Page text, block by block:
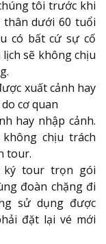
tôi trước khi
thân dưới 60 tuổi
có bất cứ sự cố
sẽ không chịu
xuất cảnh hay
cơ quan
hay nhập cảnh.
chịu trách
tour.
ký tour trọn gói
đoàn chặng đi
sử dụng được
đặt lại vé mới